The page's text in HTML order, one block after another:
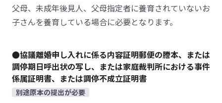
父母、未成年後見人、父母指定者に養育されていないお
子さんを養育している場合に必要となります。
●協議離婚申し入れに係る内容証明郵便の謄本、または
調停期日呼出状の写し、または家庭裁判所における事件
係属証明書、または調停不成立証明書
別途原本の提出が必要